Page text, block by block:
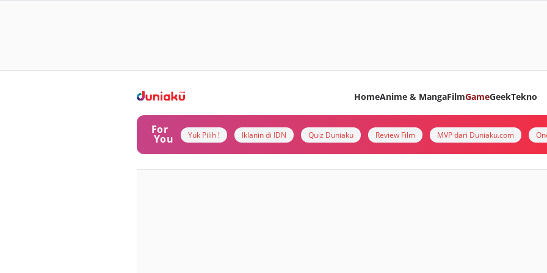
HomeAnime & MangaFilmGameGeekTekno
For
You Yuk Pilih ! Iklanin di IDN Quiz Duniaku Review Film MVP dari Duniaku.com